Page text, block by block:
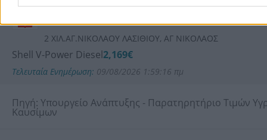
ΕΡΜΗΣ ΑΕΜΕΕ ΥΠ/ΜΑ
ΑΓ.ΝΙΚΟΛΑΟΥ 1
2 ΧΙΛ.ΑΓ.ΝΙΚΟΛΑΟΥ ΛΑΣΙΘΙΟΥ, ΑΓ ΝΙΚΟΛΑΟΣ
Shell V-Power Diesel2,169€
Τελευταία Ενημέρωση: 09/08/2026 1:59:16 πμ
Πηγή: Υπουργείο Ανάπτυξης - Παρατηρητήριο Τιμών
Καυσίμων